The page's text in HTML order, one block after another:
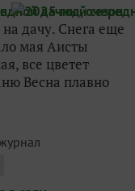
дачу. Снега еще
мая Аисты
все цветет
Весна плавно